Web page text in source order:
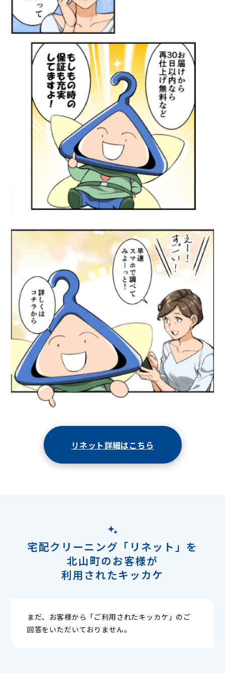
リネット詳細はこちら
宅配クリーニング「リネット」を
北山町のお客様が
利用されたキッカケ
まだ、お客様から「ご利用されたキッカケ」のご
回答をいただいておりません。